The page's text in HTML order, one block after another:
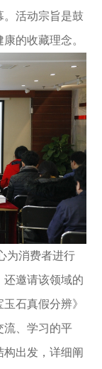
。活动宗旨是鼓
的收藏理念。
消费者进行
还邀请该领域的
石真假分辨》
流、学习的平
出发，详细阐